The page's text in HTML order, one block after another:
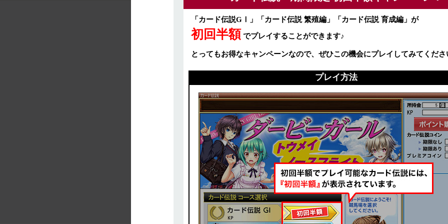
「カード伝説GⅠ」「カード伝説 繁殖編」「カード伝説 育成編」が
初回半額 でプレイすることができます♪
とってもお得なキャンペーンなので、ぜひこの機会にプレイしてみてくださ
プレイ方法